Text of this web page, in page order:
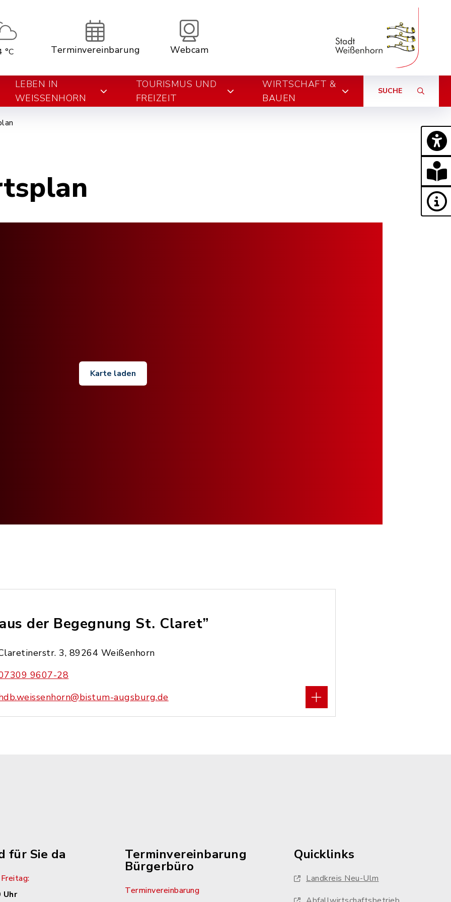
°C Terminvereinbarung Webcam
LEBEN IN
WEISSENHORN
TOURISMUS UND
FREIZEIT
WIRTSCHAFT &
BAUEN
SUCHE
Karte laden
der Begegnung St. Claret”
3, 89264 Weißenhorn
9607-28
augsburg.de
für Sie da
Uhr
Terminvereinbarung
Bürgerbüro
Terminvereinbarung
Quicklinks
Landkreis Neu-Ulm